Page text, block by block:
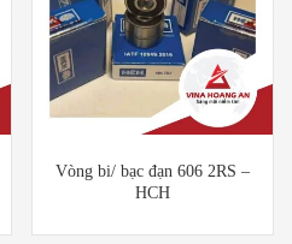
Vòng bi/ bạc đạn 606 2RS –
HCH